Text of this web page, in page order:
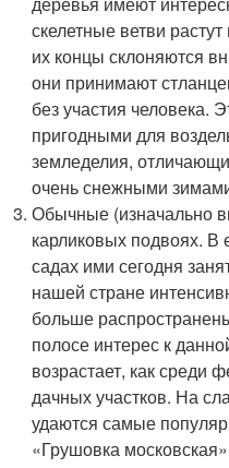
скелетные ветви
их концы склоняются
они принимают
без участия человека.
пригодными для
земледелия,
очень снежными
Обычные (изначально
карликовых подвоях.
садах ими сегодня
нашей стране
больше
полосе интерес к
возрастает, как среди
дачных участков. На
удаются самые
«Грушовка